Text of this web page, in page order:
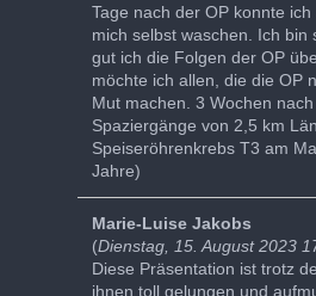
Tage nach der OP konnte
mich selbst waschen. Ich bin
gut ich die Folgen der OP
möchte ich allen, die die OP
Mut machen. 3 Wochen
Spaziergänge von 2,5 km
Speiseröhrenkrebs T3 am
Jahre)
Marie-Luise Jakobs
(Dienstag, 15. August 2023
Diese Präsentation ist trotz
ihnen toll gelungen und